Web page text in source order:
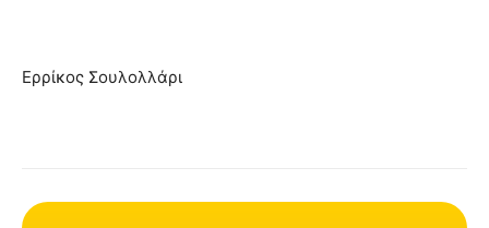
Ερρίκος Σουλολλάρι